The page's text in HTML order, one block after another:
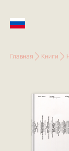
Главная Книги